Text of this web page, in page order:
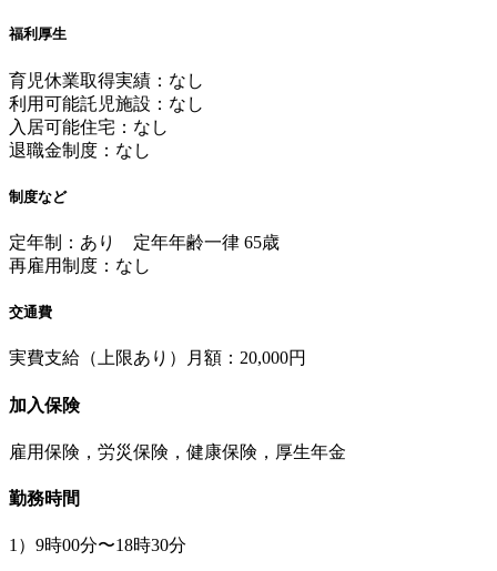
福利厚生
育児休業取得実績：なし
利用可能託児施設：なし
入居可能住宅：なし
退職金制度：なし
制度など
定年制：あり 定年年齢一律 65歳
再雇用制度：なし
交通費
実費支給（上限あり）月額：20,000円
加入保険
雇用保険，労災保険，健康保険，厚生年金
勤務時間
1）9時00分〜18時30分